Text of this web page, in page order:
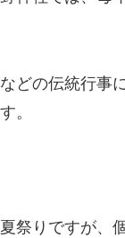
どの伝統行事
。
祭りですが、